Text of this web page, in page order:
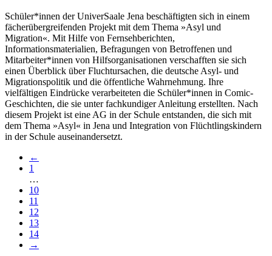
Schüler*innen der UniverSaale Jena beschäftigten sich in einem
fächerübergreifenden Projekt mit dem Thema »Asyl und
Migration«. Mit Hilfe von Fernsehberichten,
Informationsmaterialien, Befragungen von Betroffenen und
Mitarbeiter*innen von Hilfsorganisationen verschafften sie sich
einen Überblick über Fluchtursachen, die deutsche Asyl- und
Migrationspolitik und die öffentliche Wahrnehmung. Ihre
vielfältigen Eindrücke verarbeiteten die Schüler*innen in Comic-
Geschichten, die sie unter fachkundiger Anleitung erstellten. Nach
diesem Projekt ist eine AG in der Schule entstanden, die sich mit
dem Thema »Asyl« in Jena und Integration von Flüchtlingskindern
in der Schule auseinandersetzt.
←
1
…
10
11
12
13
14
→